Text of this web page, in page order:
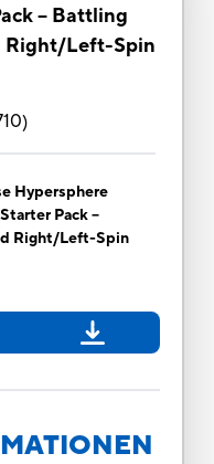
-- Battling
Right/Left-Spin
)
Hypersphere
Pack --
Right/Left-Spin